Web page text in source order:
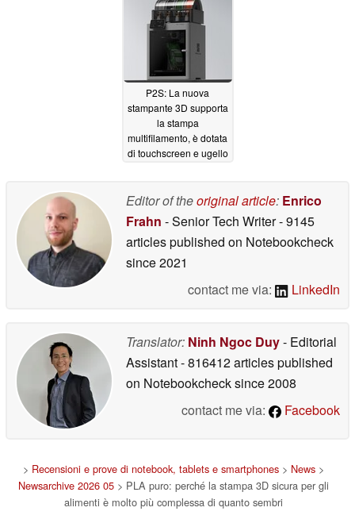
P2S: La nuova
stampante 3D supporta
la stampa
multifilamento, è dotata
di touchscreen e ugello
Editor of theoriginal article: Enrico
Frahn - Senior Tech Writer- 9145
articles published on Notebookcheck
since 2021
contact me via:
LinkedIn
Translator: Ninh Ngoc Duy- Editorial
Assistant- 816412 articles published
on Notebookchecksince 2008
contact me via:
Facebook
> Recensioni e prove di notebook, tablets e smartphones > News >
Newsarchive 2026 05 > PLA puro: perché la stampa 3D sicura per gli
alimenti è molto più complessa di quanto sembri